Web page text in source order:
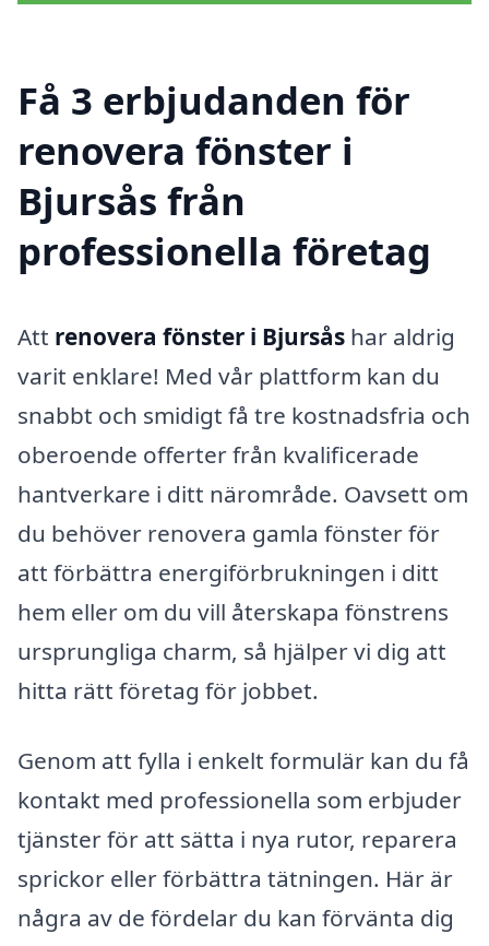
Få 3 erbjudanden för
renovera fönster i
Bjursås från
professionella företag
Att renovera fönster i Bjursås har aldrig
varit enklare! Med vår plattform kan du
snabbt och smidigt få tre kostnadsfria och
oberoende offerter från kvalificerade
hantverkare i ditt närområde. Oavsett om
du behöver renovera gamla fönster för
att förbättra energiförbrukningen i ditt
hem eller om du vill återskapa fönstrens
ursprungliga charm, så hjälper vi dig att
hitta rätt företag för jobbet.
Genom att fylla i enkelt formulär kan du få
kontakt med professionella som erbjuder
tjänster för att sätta i nya rutor, reparera
sprickor eller förbättra tätningen. Här är
några av de fördelar du kan förvänta dig